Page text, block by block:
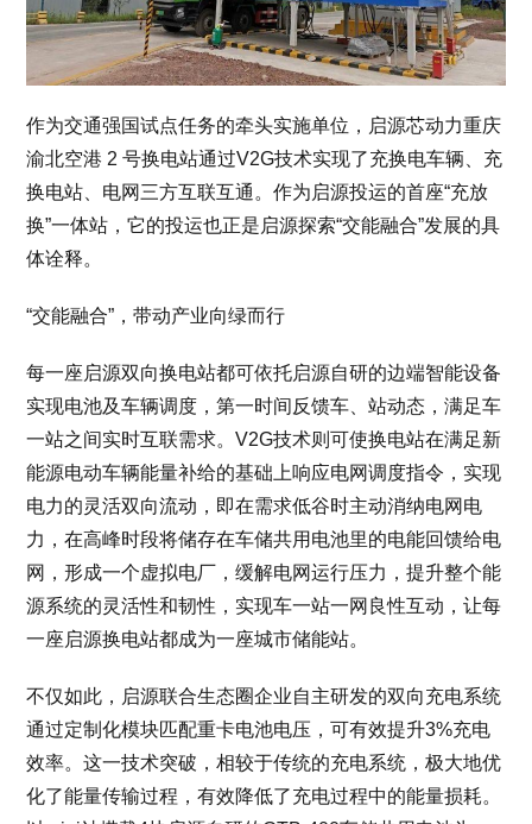
作为交通强国试点任务的牵头实施单位，启源芯动力重庆
渝北空港 2 号换电站通过V2G技术实现了充换电车辆、充
换电站、电网三方互联互通。作为启源投运的首座“充放
换”一体站，它的投运也正是启源探索“交能融合”发展的具
体诠释。
“交能融合”，带动产业向绿而行
每一座启源双向换电站都可依托启源自研的边端智能设备
实现电池及车辆调度，第一时间反馈车、站动态，满足车
一站之间实时互联需求。V2G技术则可使换电站在满足新
能源电动车辆能量补给的基础上响应电网调度指令，实现
电力的灵活双向流动，即在需求低谷时主动消纳电网电
力，在高峰时段将储存在车储共用电池里的电能回馈给电
网，形成一个虚拟电厂，缓解电网运行压力，提升整个能
源系统的灵活性和韧性，实现车一站一网良性互动，让每
一座启源换电站都成为一座城市储能站。
不仅如此，启源联合生态圈企业自主研发的双向充电系统
通过定制化模块匹配重卡电池电压，可有效提升3%充电
效率。这一技术突破，相较于传统的充电系统，极大地优
化了能量传输过程，有效降低了充电过程中的能量损耗。